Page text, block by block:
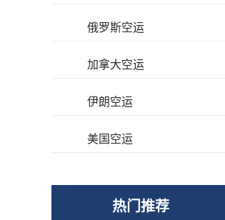
俄罗斯空运
加拿大空运
伊朗空运
美国空运
热门推荐